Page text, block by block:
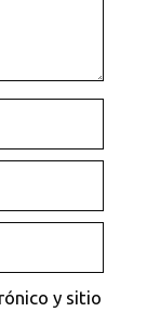
y sitio